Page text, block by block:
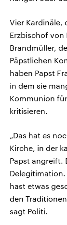
Vier Kardinäle,
Erzbischof von
Brandmüller,
Päpstlichen
haben Papst
in dem sie
Kommunion
kritisieren.
„Das hat es
Kirche, in der
Papst angreift.
hast etwas
den
sagt Politi.